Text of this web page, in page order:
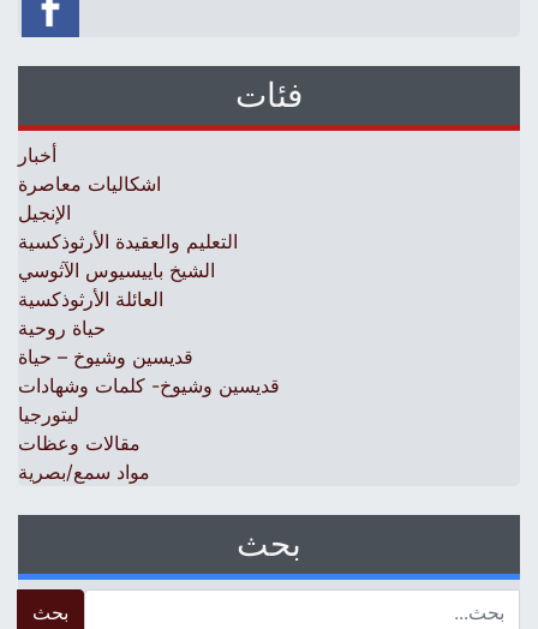
فئات
أخبار
اشكاليات معاصرة
الإنجيل
التعليم والعقيدة الأرثوذكسية
الشيخ باييسيوس الآثوسي
العائلة الأرثوذكسية
حياة روحية
قديسين وشيوخ – حياة
قديسين وشيوخ- كلمات وشهادات
ليتورجيا
مقالات وعظات
مواد سمع/بصرية
بحث